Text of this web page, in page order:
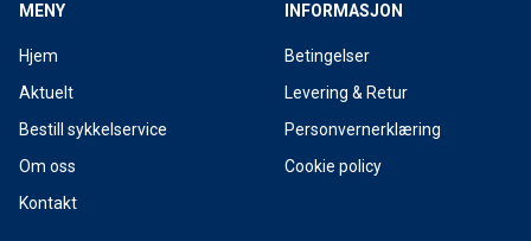
MENY
Hjem
Aktuelt
Bestill sykkelservice
Om oss
Kontakt
INFORMASJON
Betingelser
Levering & Retur
Personvernerklæring
Cookie policy